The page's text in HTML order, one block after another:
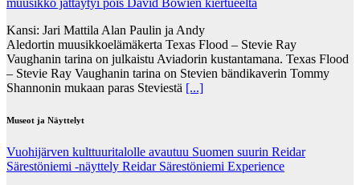
Kansi: Jari Mattila Alan Paulin ja Andy
Aledortin muusikkoelämäkerta Texas Flood – Stevie Ray
Vaughanin tarina on julkaistu Aviadorin kustantamana. Texas Flood
– Stevie Ray Vaughanin tarina on Stevien bändikaverin Tommy
Shannonin mukaan paras Steviestä [...]
Museot ja Näyttelyt
Vuohijärven kulttuuritalolle avautuu Suomen suurin Reidar
Särestöniemi -näyttely Reidar Särestöniemi Experience